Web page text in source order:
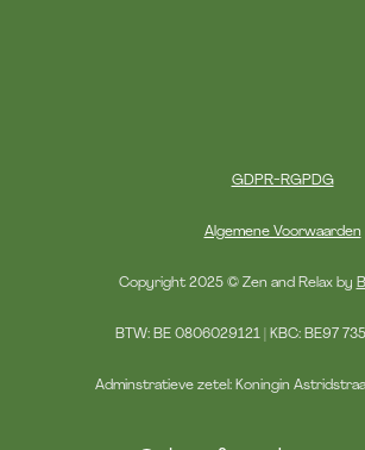
GDPR-RGPDG
Algemene Voorwaarden
​ ​ ​ ​ ​ ​ ​ ​ ​ ​​Copyright 2025 © Zen and Relax by
​BTW: BE 0806029121 | KBC: BE97
​​​Adminstratieve zetel: Koningin